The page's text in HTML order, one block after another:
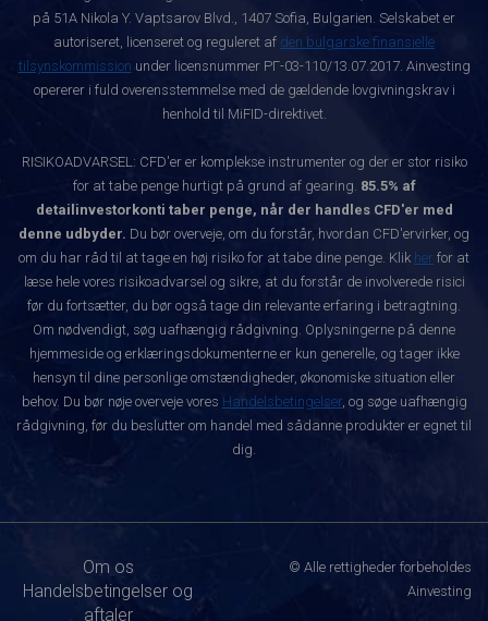
på 51A Nikola Y. Vaptsarov Blvd., 1407 Sofia, Bulgarien. Selskabet er
autoriseret, licenseret og reguleret af den bulgarske finansielle
tilsynskommission under licensnummer РГ-03-110/13.07.2017. Ainvesting
opererer i fuld overensstemmelse med de gældende lovgivningskrav i
henhold til MiFID-direktivet.
RISIKOADVARSEL: CFD'er er komplekse instrumenter og der er stor risiko
for at tabe penge hurtigt på grund af gearing. 85.5% af
detailinvestorkonti taber penge, når der handles CFD'er med
denne udbyder. Du bør overveje, om du forstår, hvordan CFD'ervirker, og
om du har råd til at tage en høj risiko for at tabe dine penge. Klik her for at
læse hele vores risikoadvarsel og sikre, at du forstår de involverede risici
før du fortsætter, du bør også tage din relevante erfaring i betragtning.
Om nødvendigt, søg uafhængig rådgivning. Oplysningerne på denne
hjemmeside og erklæringsdokumenterne er kun generelle, og tager ikke
hensyn til dine personlige omstændigheder, økonomiske situation eller
behov. Du bør nøje overveje vores Handelsbetingelser, og søge uafhængig
rådgivning, før du beslutter om handel med sådanne produkter er egnet til
dig.
Om os
Handelsbetingelser og
aftaler
© Alle rettigheder forbeholdes
Ainvesting